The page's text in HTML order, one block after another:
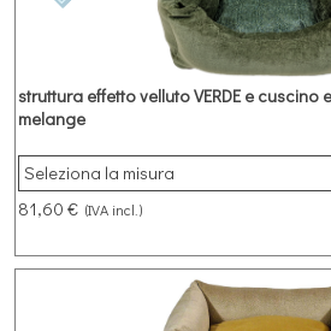
struttura effetto velluto VERDE e cuscino
melange
Cuccia rettangolare in microfibra effetto
cuscino effetto boucle’ VERDE MELANGE
81,60 € (IVA incl.)